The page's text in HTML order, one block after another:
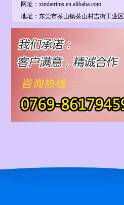
网址：xindatrims.en.alibaba.com
地址：东莞市茶山镇茶山村吉街工业区